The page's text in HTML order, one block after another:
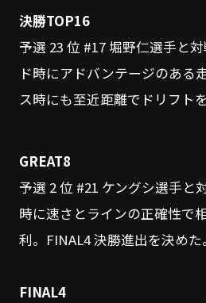
決勝TOP16
予選 23 位 #17 堀野仁選手と
ド時にアドバンテージのある
ス時にも至近距離でドリフト
GREAT8
予選 2 位 #21 ケングシ選手と
時に速さとラインの正確性で
利。FINAL4 決勝進出を決めた。
FINAL4